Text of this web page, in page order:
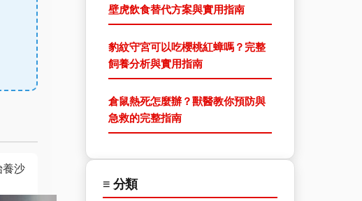
養沙
壁虎飲食替代方案與實用指南
豹紋守宮可以吃櫻桃紅蟑嗎？完整
飼養分析與實用指南
倉鼠熱死怎麼辦？獸醫教你預防與
急救的完整指南
≡ 分類